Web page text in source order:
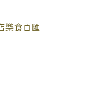
樂食百匯